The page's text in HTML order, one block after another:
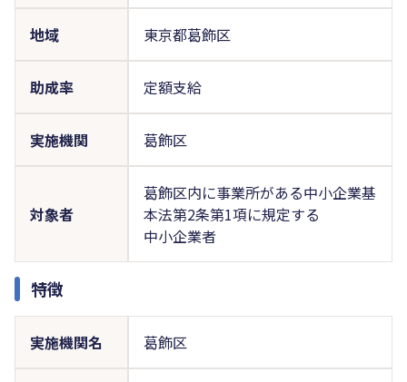
地域 東京都葛飾区
助成率 定額支給
実施機関 葛飾区
対象者
葛飾区内に事業所がある中小企業基
本法第2条第1項に規定する
中小企業者
特徴
実施機関名 葛飾区